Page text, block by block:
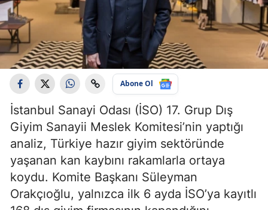
Abone Ol
İstanbul Sanayi Odası (İSO) 17. Grup Dış
Giyim Sanayii Meslek Komitesi’nin yaptığı
analiz, Türkiye hazır giyim sektöründe
yaşanan kan kaybını rakamlarla ortaya
koydu. Komite Başkanı Süleyman
Orakçıoğlu, yalnızca ilk 6 ayda İSO’ya kayıtlı